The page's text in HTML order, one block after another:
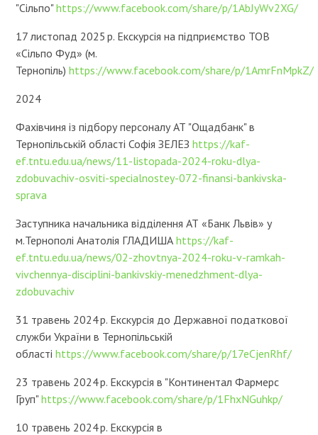
"Сільпо"https://www.facebook.com/share/p/1AbJyWv2XG/
17 листопад 2025 р. Екскурсія на підприємство ТОВ
«Сільпо Фуд» (м.
Тернопіль) https://www.facebook.com/share/p/1AmrFnMpkZ/
2024
Фахівчиня із підбору персоналу АТ "Ощадбанк" в
Тернопільській області Софія ЗЕЛЕЗ https://kaf-
ef.tntu.edu.ua/news/11-listopada-2024-roku-dlya-
zdobuvachiv-osviti-specialnostey-072-finansi-bankivska-
sprava
Заступника начальника відділення АТ «Банк Львів» у
м.Тернополі Анатолія ГЛАДИША https://kaf-
ef.tntu.edu.ua/news/02-zhovtnya-2024-roku-v-ramkah-
vivchennya-disciplini-bankivskiy-menedzhment-dlya-
zdobuvachiv
31 травень 2024 р. Екскурсія до Державної податкової
служби України в Тернопільській
області https://www.facebook.com/share/p/17eCjenRhf/
23 травень 2024 р. Екскурсія в "Континентал Фармерс
Груп"https://www.facebook.com/share/p/1FhxNGuhkp/
10 травень 2024 р. Екскурсія в